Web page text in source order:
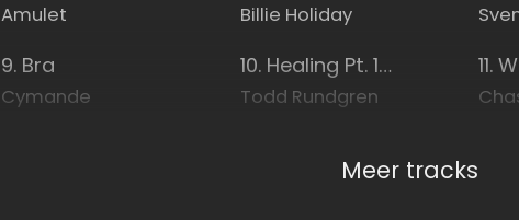
Amulet Billie Holiday
9. Bra
Cymande
10. Healing Pt. 1 - 2015 Remaster
Todd Rundgren
Meer tracks